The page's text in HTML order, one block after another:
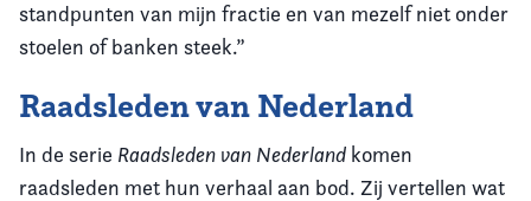
standpunten van mijn fractie en van mezelf niet onder
stoelen of banken steek.”
Raadsleden van Nederland
In de serie Raadsleden van Nederland komen
raadsleden met hun verhaal aan bod. Zij vertellen wat